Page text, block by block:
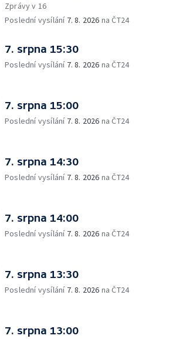
Zprávy v 16
Poslední vysílání 7. 8. 2026 na ČT24
7. srpna 15:30
Poslední vysílání 7. 8. 2026 na ČT24
7. srpna 15:00
Poslední vysílání 7. 8. 2026 na ČT24
7. srpna 14:30
Poslední vysílání 7. 8. 2026 na ČT24
7. srpna 14:00
Poslední vysílání 7. 8. 2026 na ČT24
7. srpna 13:30
Poslední vysílání 7. 8. 2026 na ČT24
7. srpna 13:00